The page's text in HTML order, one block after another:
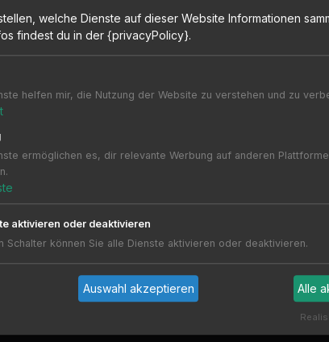
welche Dienste auf dieser Website Informationen
findest du in der {privacyPolicy}.
helfen mir, die Nutzung der Website zu verstehen und zu
ermöglichen es, dir relevante Werbung auf anderen
aktivieren oder deaktivieren
Schalter können Sie alle Dienste aktivieren oder deaktivieren.
Auswahl akzeptieren Alle